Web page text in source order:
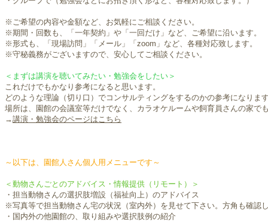
※ご希望の内容や金額など、お気軽にご相談ください。
※期間・回数も、「一年契約」や「一回だけ」など、ご希望に沿います。
※形式も、「現場訪問」「メール」「zoom」など、各種対応致します。
※守秘義務がございますので、安心してご相談ください。
＜まずは講演を聴いてみたい・勉強会をしたい＞
これだけでもかなり参考になると思います。
どのような理論（切り口）でコンサルティングをするのかの参考になりま
場所は、園館の会議室等だけでなく、カラオケルームや飼育員さんの家で
→講演・勉強会のページはこちら
～以下は、園館人さん個人用メニューです～
＜動物さんごとのアドバイス・情報提供（リモート）＞
・担当動物さんの選択肢増設（福祉向上）のアドバイス
※写真等で担当動物さん宅の状況（室内外）を見せて下さい。方角も確認
・国内外の他園館の、取り組みや選択肢例の紹介